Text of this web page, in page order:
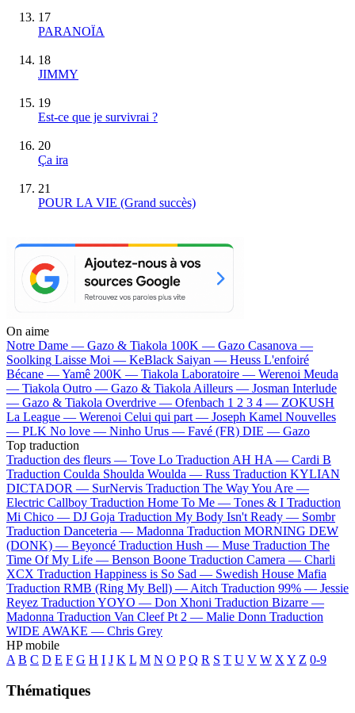
17
PARANOÏA
18
JIMMY
19
Est-ce que je survivrai ?
20
Ça ira
21
POUR LA VIE (Grand succès)
On aime
Notre Dame — Gazo & Tiakola 100K — Gazo Casanova —
Soolking Laisse Moi — KeBlack Saiyan — Heuss L'enfoiré
Bécane —Yamê 200K — Tiakola Laboratoire — Werenoi Meuda
— Tiakola Outro — Gazo & Tiakola Ailleurs — Josman Interlude
— Gazo & Tiakola Overdrive — Ofenbach 1 2 3 4 — ZOKUSH
La League — Werenoi Celui qui part — Joseph Kamel Nouvelles
— PLK No love — Ninho Urus — Favé (FR) DIE — Gazo
Top traduction
Traduction des fleurs — Tove Lo Traduction AH HA — Cardi B
Traduction Coulda Shoulda Woulda — Russ Traduction KYLIAN
DICTADOR — SurNervis Traduction The Way You Are —
Electric Callboy Traduction Home To Me — Tones & I Traduction
Mi Chico — DJ Goja Traduction My Body Isn't Ready — Sombr
Traduction Danceteria — Madonna Traduction MORNING DEW
(DONK) — Beyoncé Traduction Hush — Muse Traduction The
Time Of My Life — Benson Boone Traduction Camera — Charli
XCX Traduction Happiness is So Sad — Swedish House Mafia
Traduction RMB (Ring My Bell) — Aitch Traduction 99% — Jessie
Reyez Traduction YOYO — Don Xhoni Traduction Bizarre —
Madonna Traduction Van Cleef Pt 2 — Malie Donn Traduction
WIDE AWAKE — Chris Grey
HP mobile
A B C D E F G H I J K L M N O P Q R S T U V W X Y Z 0-9
Thématiques